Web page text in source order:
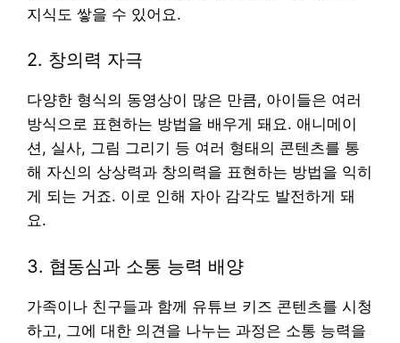
지식도 쌓을 수 있어요.
2. 창의력 자극
다양한 형식의 동영상이 많은 만큼, 아이들은 여러
방식으로 표현하는 방법을 배우게 돼요. 애니메이
션, 실사, 그림 그리기 등 여러 형태의 콘텐츠를 통
해 자신의 상상력과 창의력을 표현하는 방법을 익히
게 되는 거죠. 이로 인해 자아 감각도 발전하게 돼
요.
3. 협동심과 소통 능력 배양
가족이나 친구들과 함께 유튜브 키즈 콘텐츠를 시청
하고, 그에 대한 의견을 나누는 과정은 소통 능력을